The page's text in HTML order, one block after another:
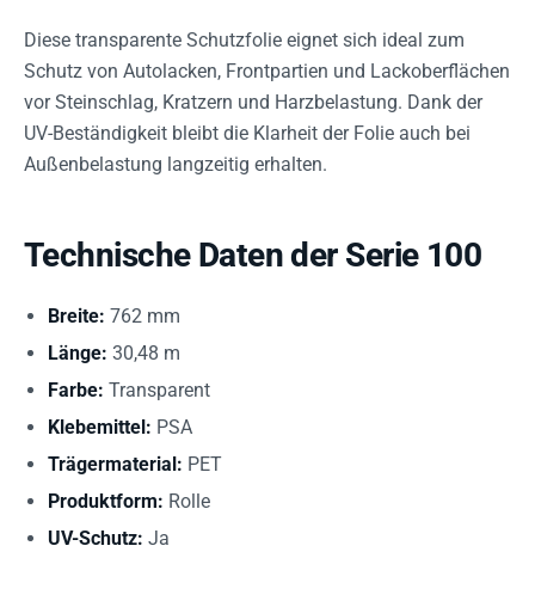
Diese transparente Schutzfolie eignet sich ideal zum
Schutz von Autolacken, Frontpartien und Lackoberflächen
vor Steinschlag, Kratzern und Harzbelastung. Dank der
UV-Beständigkeit bleibt die Klarheit der Folie auch bei
Außenbelastung langzeitig erhalten.
Technische Daten der Serie 100
Breite: 762 mm
Länge: 30,48 m
Farbe: Transparent
Klebemittel: PSA
Trägermaterial: PET
Produktform: Rolle
UV-Schutz: Ja